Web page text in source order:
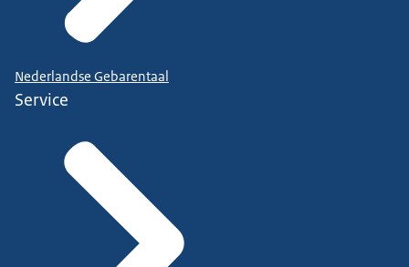
Nederlandse Gebarentaal
Service